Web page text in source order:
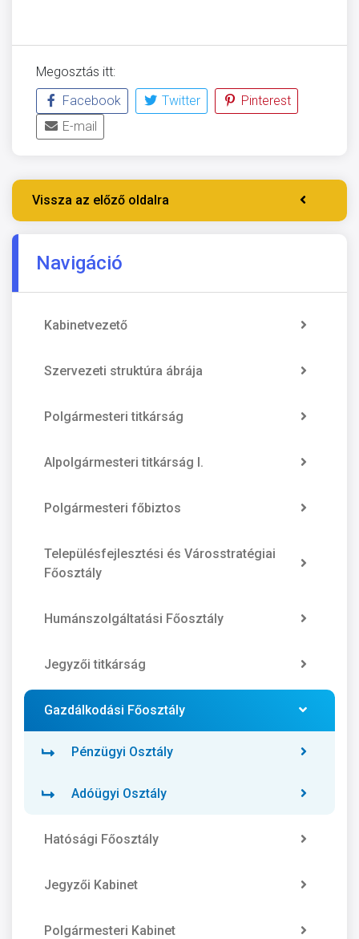
Megosztás itt:
Facebook
Twitter
Pinterest
E-mail
Vissza az előző oldalra
Navigáció
Kabinetvezető
Szervezeti struktúra ábrája
Polgármesteri titkárság
Alpolgármesteri titkárság I.
Polgármesteri főbiztos
Településfejlesztési és Városstratégiai
Főosztály
Humánszolgáltatási Főosztály
Jegyzői titkárság
Gazdálkodási Főosztály
Pénzügyi Osztály
Adóügyi Osztály
Hatósági Főosztály
Jegyzői Kabinet
Polgármesteri Kabinet